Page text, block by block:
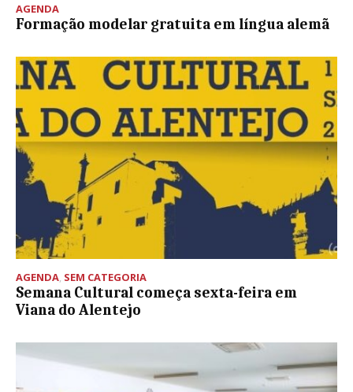
AGENDA
Formação modelar gratuita em língua alemã
AGENDA SEM CATEGORIA
Semana Cultural começa sexta-feira em
Viana do Alentejo